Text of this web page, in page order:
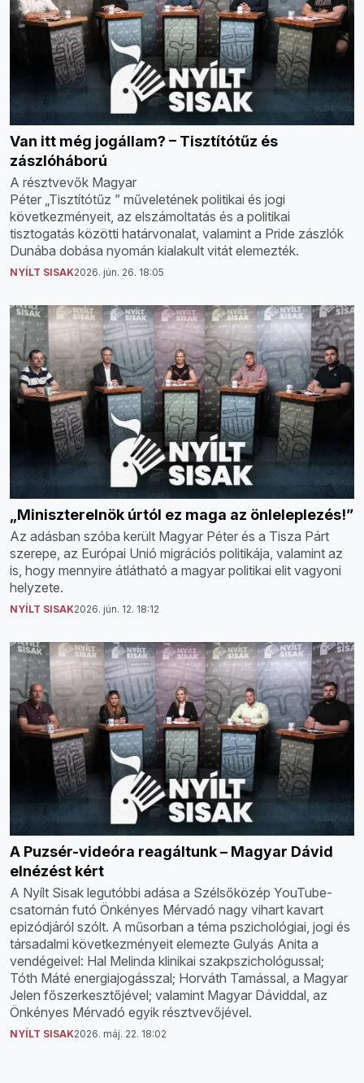
Van itt még jogállam? – Tisztítótűz és
zászlóháború
A résztvevők Magyar
Péter „Tisztítótűz ” műveletének politikai és jogi
következményeit, az elszámoltatás és a politikai
tisztogatás közötti határvonalat, valamint a Pride zászlók
Dunába dobása nyomán kialakult vitát elemezték.
NYÍLT SISAK2026. jún. 26. 18:05
„Miniszterelnök úrtól ez maga az önleleplezés!”
Az adásban szóba került Magyar Péter és a Tisza Párt
szerepe, az Európai Unió migrációs politikája, valamint az
is, hogy mennyire átlátható a magyar politikai elit vagyoni
helyzete.
NYÍLT SISAK2026. jún. 12. 18:12
A Puzsér-videóra reagáltunk – Magyar Dávid
elnézést kért
A Nyílt Sisak legutóbbi adása a Szélsőközép YouTube-
csatornán futó Önkényes Mérvadó nagy vihart kavart
epizódjáról szólt. A műsorban a téma pszichológiai, jogi és
társadalmi következményeit elemezte Gulyás Anita a
vendégeivel: Hal Melinda klinikai szakpszichológussal;
Tóth Máté energiajogásszal; Horváth Tamással, a Magyar
Jelen főszerkesztőjével; valamint Magyar Dáviddal, az
Önkényes Mérvadó egyik résztvevőjével.
NYÍLT SISAK2026. máj. 22. 18:02